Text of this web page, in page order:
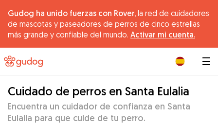
Gudog ha unido fuerzas con Rover, la red de cuidadores
de mascotas y paseadores de perros de cinco estrellas
más grande y confiable del mundo. Activar mi cuenta.
Cuidado de perros en Santa Eulalia
Encuentra un cuidador de confianza en Santa
Eulalia para que cuide de tu perro.